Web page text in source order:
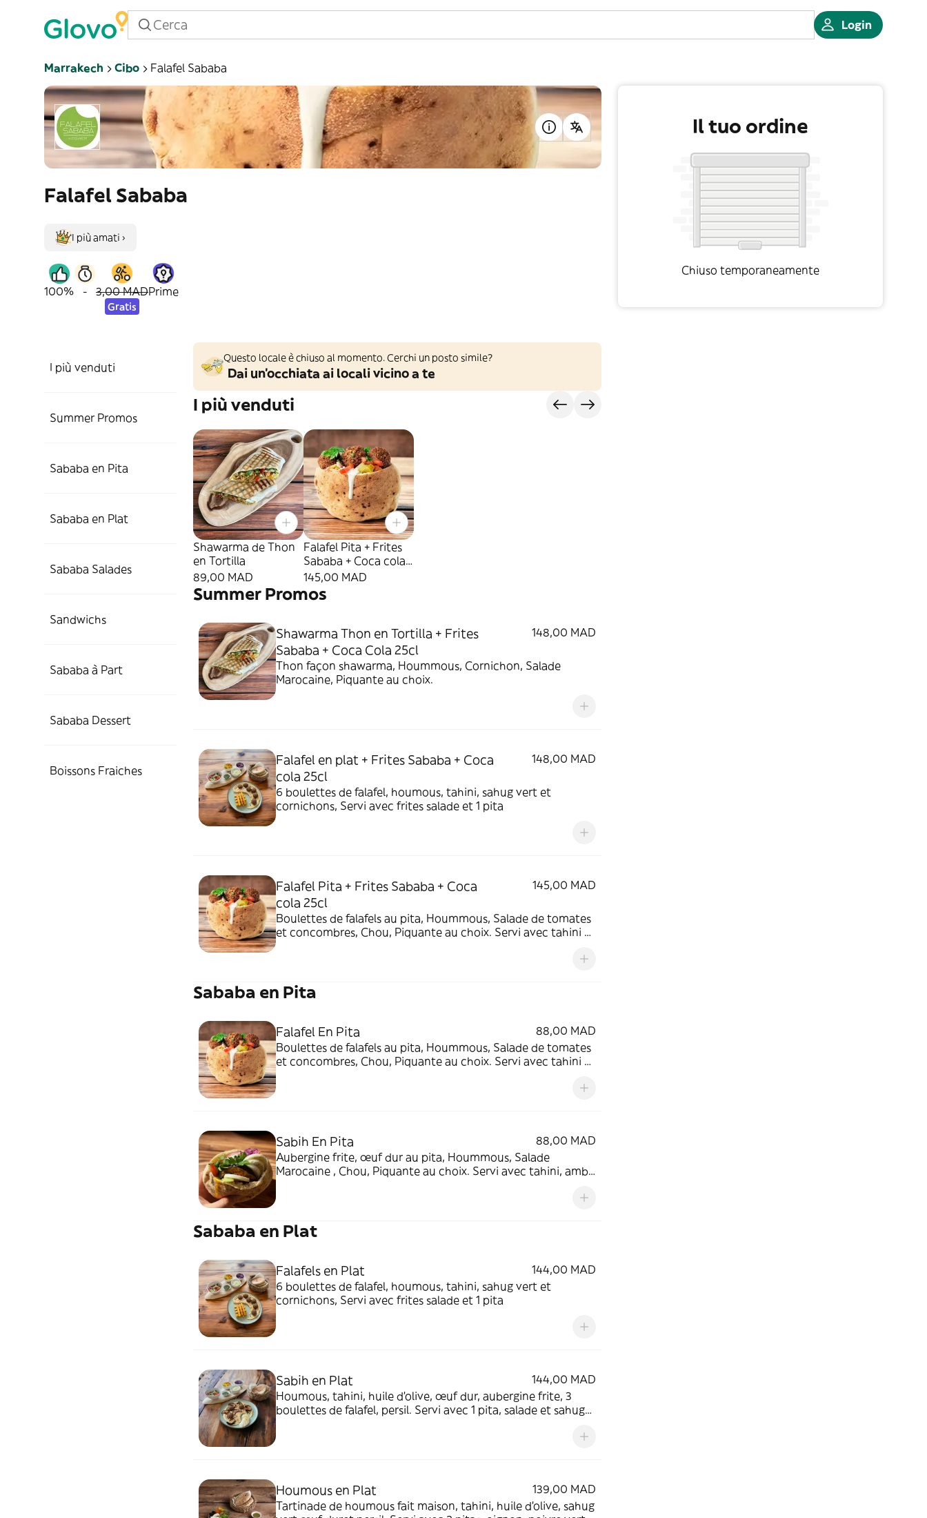
Login
Marrakech Cibo Falafel Sababa
Falafel Sababa
I più amati ›
100% - 3,00 MAD
Gratis
Prime
I più venduti
Summer Promos
Sababa en Pita
Sababa en Plat
Sababa Salades
Sandwichs
Sababa à Part
Sababa Dessert
Boissons Fraiches
Questo locale è chiuso al momento. Cerchi un posto simile?
Dai un'occhiata ai locali vicino a te
I più venduti
Shawarma de Thon
en Tortilla
89,00 MAD
Falafel Pita + Frites
Sababa + Coca cola
25cl
145,00 MAD
Summer Promos
Shawarma Thon en Tortilla + Frites
Sababa + Coca Cola 25cl
148,00 MAD
Thon façon shawarma, Hoummous, Cornichon, Salade
Marocaine, Piquante au choix.
Falafel en plat + Frites Sababa + Coca
cola 25cl
148,00 MAD
6 boulettes de falafel, houmous, tahini, sahug vert et
cornichons, Servi avec frites salade et 1 pita
Falafel Pita + Frites Sababa + Coca
cola 25cl
145,00 MAD
Boulettes de falafels au pita, Hoummous, Salade de tomates
et concombres, Chou, Piquante au choix. Servi avec tahini et
Sababa en Pita
Falafel En Pita
88,00 MAD
Boulettes de falafels au pita, Hoummous, Salade de tomates
et concombres, Chou, Piquante au choix. Servi avec tahini et
Sabih En Pita
88,00 MAD
Aubergine frite, œuf dur au pita, Hoummous, Salade
Marocaine , Chou, Piquante au choix. Servi avec tahini, amba
Sababa en Plat
Falafels en Plat
144,00 MAD
6 boulettes de falafel, houmous, tahini, sahug vert et
cornichons, Servi avec frites salade et 1 pita
Sabih en Plat
144,00 MAD
Houmous, tahini, huile d’olive, œuf dur, aubergine frite, 3
boulettes de falafel, persil. Servi avec 1 pita, salade et sahug
Houmous en Plat
139,00 MAD
Tartinade de houmous fait maison, tahini, huile d’olive, sahug
Il tuo ordine
Chiuso temporaneamente